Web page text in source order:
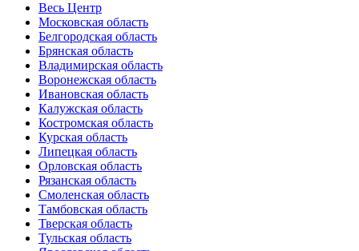
Весь Центр
Московская область
Белгородская область
Брянская область
Владимирская область
Воронежская область
Ивановская область
Калужская область
Костромская область
Курская область
Липецкая область
Орловская область
Рязанская область
Смоленская область
Тамбовская область
Тверская область
Тульская область